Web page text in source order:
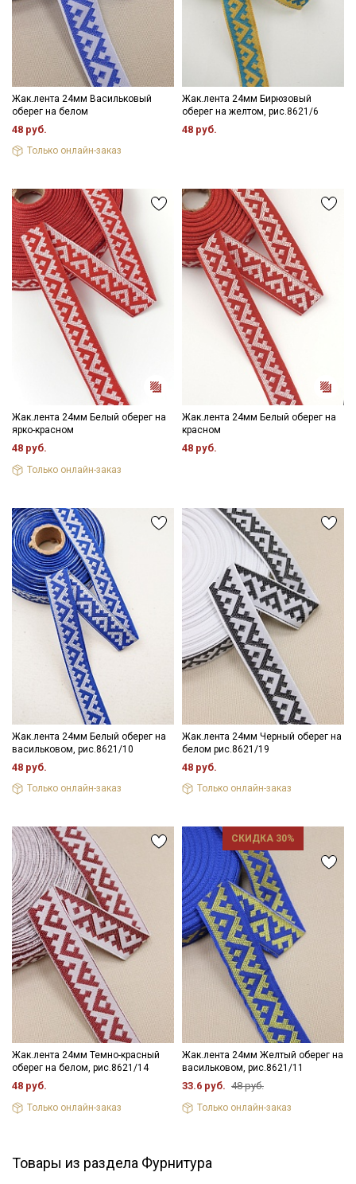
Цветопередача (тон) может отличаться от оригинального
цвета ткани в зависимости от настроек вашего монитора и в
зависимости от партии.
Жак.лента 24мм Васильковый
оберег на белом
48 руб.
Только онлайн-заказ
Жак.лента 24мм Бирюзовый
оберег на желтом, рис.8621/6
48 руб.
Жак.лента 24мм Белый оберег на
ярко-красном
48 руб.
Только онлайн-заказ
Жак.лента 24мм Белый оберег на
красном
48 руб.
Жак.лента 24мм Белый оберег на
васильковом, рис.8621/10
48 руб.
Только онлайн-заказ
Жак.лента 24мм Черный оберег на
белом рис.8621/19
48 руб.
Только онлайн-заказ
Жак.лента 24мм Темно-красный
оберег на белом, рис.8621/14
48 руб.
Только онлайн-заказ
СКИДКА 30%
Жак.лента 24мм Желтый оберег на
васильковом, рис.8621/11
33.6 руб. 48 руб.
Только онлайн-заказ
Товары из раздела Фурнитура
Мы публикуем здесь дополнительные
промокоды и скидки до 30% на узкие
категории тканей
Электронная почта
Ознакомлен(а) сПолитикой обработки персональных
данныхи даюСогласие на обработку персональных
данных
Согласие на получение рекламных и
информационных рассылок